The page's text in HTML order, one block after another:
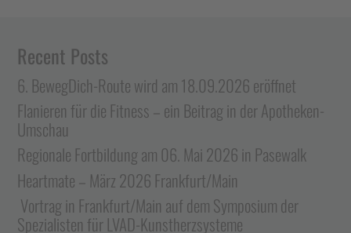
Recent Posts
6. BewegDich-Route wird am 18.09.2026 eröffnet
Flanieren für die Fitness – ein Beitrag in der Apotheken-
Umschau
Regionale Fortbildung am 06. Mai 2026 in Pasewalk
Heartmate – März 2026 Frankfurt/Main
Vortrag in Frankfurt/Main auf dem Symposium der
Spezialisten für LVAD-Kunstherzsysteme